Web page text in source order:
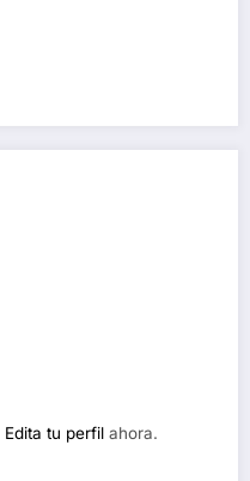
Edita tu perfil ahora.